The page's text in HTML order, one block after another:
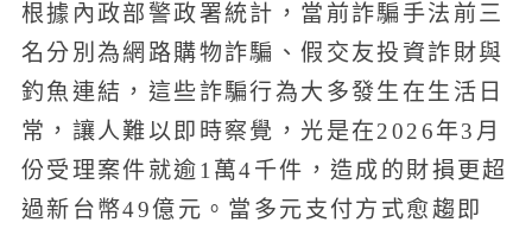
根據內政部警政署統計，當前詐騙手法前三
名分別為網路購物詐騙、假交友投資詐財與
釣魚連結，這些詐騙行為大多發生在生活日
常，讓人難以即時察覺，光是在2026年3月
份受理案件就逾1萬4千件，造成的財損更超
過新台幣49億元。當多元支付方式愈趨即